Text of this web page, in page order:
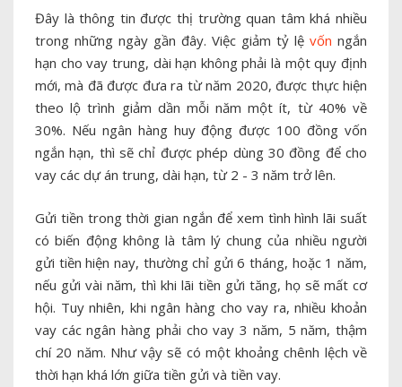
Đây là thông tin được thị trường quan tâm khá nhiều
trong những ngày gần đây. Việc giảm tỷ lệ vốn ngắn
hạn cho vay trung, dài hạn không phải là một quy định
mới, mà đã được đưa ra từ năm 2020, được thực hiện
theo lộ trình giảm dần mỗi năm một ít, từ 40% về
30%. Nếu ngân hàng huy động được 100 đồng vốn
ngắn hạn, thì sẽ chỉ được phép dùng 30 đồng để cho
vay các dự án trung, dài hạn, từ 2 - 3 năm trở lên.
Gửi tiền trong thời gian ngắn để xem tình hình lãi suất
có biến động không là tâm lý chung của nhiều người
gửi tiền hiện nay, thường chỉ gửi 6 tháng, hoặc 1 năm,
nếu gửi vài năm, thì khi lãi tiền gửi tăng, họ sẽ mất cơ
hội. Tuy nhiên, khi ngân hàng cho vay ra, nhiều khoản
vay các ngân hàng phải cho vay 3 năm, 5 năm, thậm
chí 20 năm. Như vậy sẽ có một khoảng chênh lệch về
thời hạn khá lớn giữa tiền gửi và tiền vay.